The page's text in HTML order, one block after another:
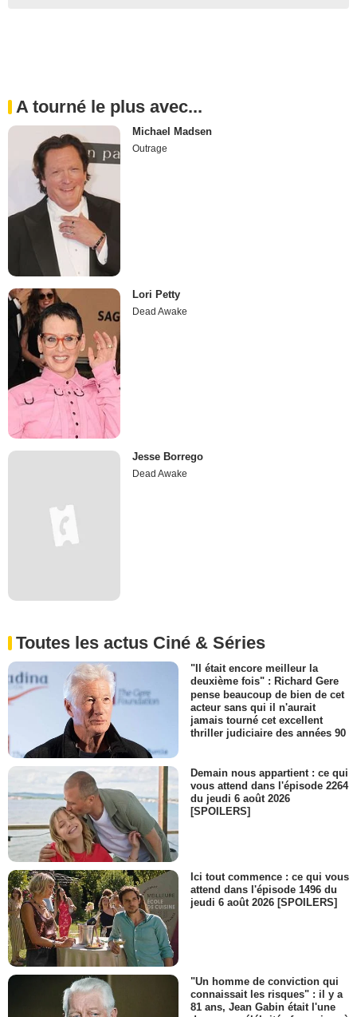
A tourné le plus avec...
Michael Madsen
Outrage
Lori Petty
Dead Awake
Jesse Borrego
Dead Awake
Toutes les actus Ciné & Séries
"Il était encore meilleur la
deuxième fois" : Richard Gere
pense beaucoup de bien de cet
acteur sans qui il n'aurait
jamais tourné cet excellent
thriller judiciaire des années 90
Demain nous appartient : ce qui
vous attend dans l'épisode 2264
du jeudi 6 août 2026
[SPOILERS]
Ici tout commence : ce qui vous
attend dans l'épisode 1496 du
jeudi 6 août 2026 [SPOILERS]
"Un homme de conviction qui
connaissait les risques" : il y a
81 ans, Jean Gabin était l'une